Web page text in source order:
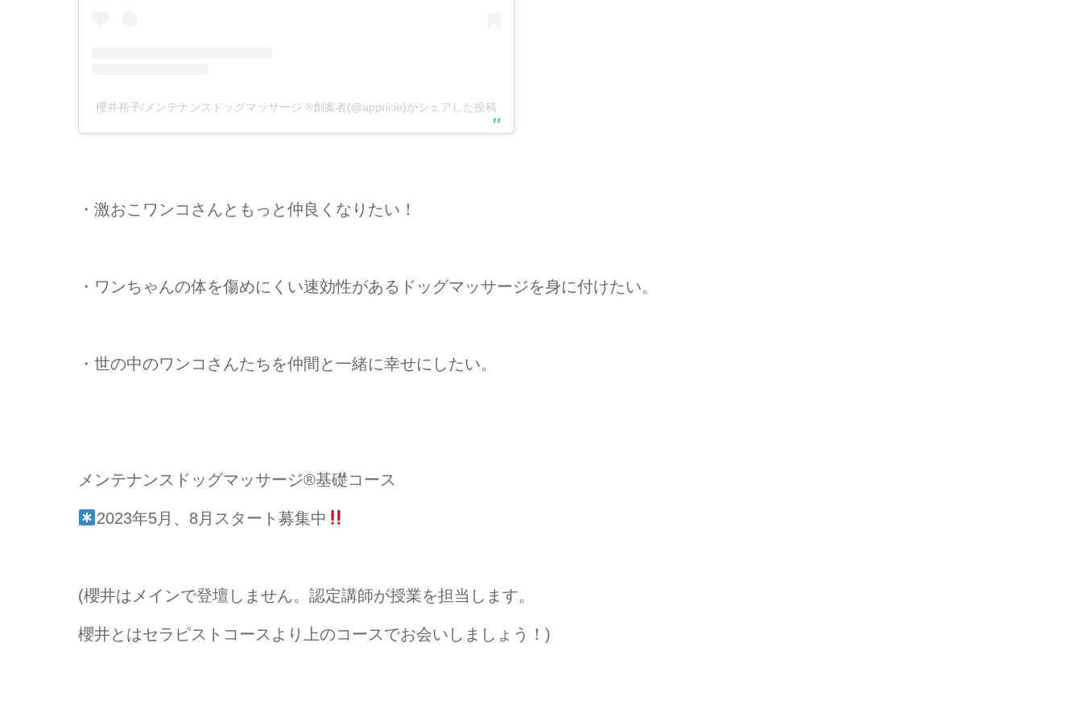
櫻井裕子/メンテナンスドッグマッサージ ®️創案者(@appricie)がシェアした投稿
・激おこワンコさんともっと仲良くなりたい！
・ワンちゃんの体を傷めにくい速効性があるドッグマッサージを身に付けたい。
・世の中のワンコさんたちを仲間と一緒に幸せにしたい。
⁡メンテナンスドッグマッサージ®️基礎コース
2023年5月、8月スタート募集中
(櫻井はメインで登壇しません。認定講師が授業を担当します。
櫻井とはセラピストコースより上のコースでお会いしましょう！)